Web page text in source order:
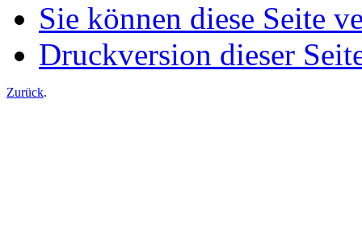
Sie können diese Seite
Druckversion dieser
Zurück.